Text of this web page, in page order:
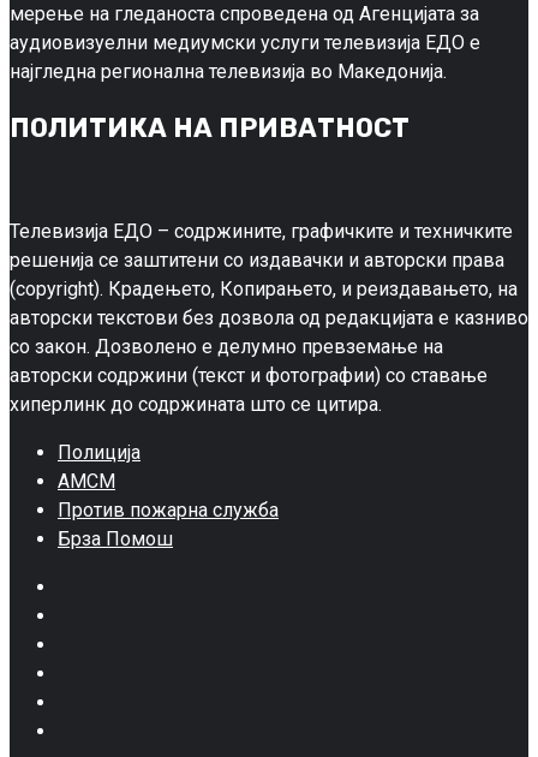
мерење на гледаноста спроведена од Агенцијата за
аудиовизуелни медиумски услуги телевизија ЕДО е
најгледна регионална телевизија во Македонија.
ПОЛИТИКА НА ПРИВАТНОСТ
Телевизија ЕДО – содржините, графичките и техничките
решенија се заштитени со издавачки и авторски права
(copyright). Крадењето, Копирањето, и реиздавањето, на
авторски текстови без дозвола од редакцијата е казниво
со закон. Дозволено е делумно превземање на
авторски содржини (текст и фотографии) со ставање
хиперлинк до содржината што се цитира.
Полиција
АМСМ
Против пожарна служба
Брза Помош